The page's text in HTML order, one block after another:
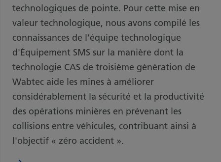
technologiques de pointe. Pour cette mise en
valeur technologique, nous avons compilé les
connaissances de l'équipe technologique
d'Équipement SMS sur la manière dont la
technologie CAS de troisième génération de
Wabtec aide les mines à améliorer
considérablement la sécurité et la productivité
des opérations minières en prévenant les
collisions entre véhicules, contribuant ainsi à
l'objectif « zéro accident ».